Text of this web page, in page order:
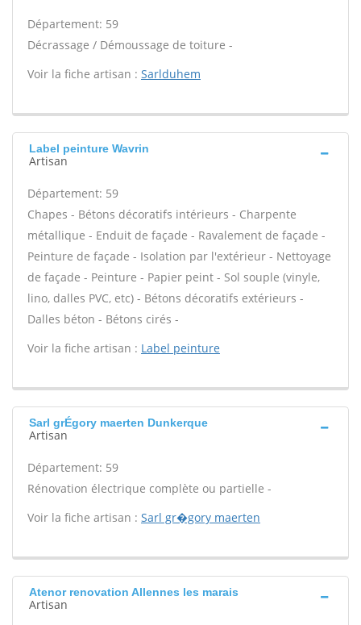
Département: 59
Décrassage / Démoussage de toiture -
Voir la fiche artisan : Sarlduhem
Label peinture Wavrin
Artisan
Département: 59
Chapes - Bétons décoratifs intérieurs - Charpente
métallique - Enduit de façade - Ravalement de façade -
Peinture de façade - Isolation par l'extérieur - Nettoyage
de façade - Peinture - Papier peint - Sol souple (vinyle,
lino, dalles PVC, etc) - Bétons décoratifs extérieurs -
Dalles béton - Bétons cirés -
Voir la fiche artisan : Label peinture
Sarl grÉgory maerten Dunkerque
Artisan
Département: 59
Rénovation électrique complète ou partielle -
Voir la fiche artisan : Sarl gr�gory maerten
Atenor renovation Allennes les marais
Artisan